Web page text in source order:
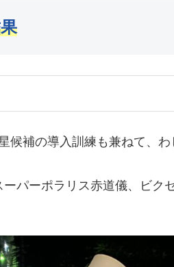
候補の導入訓練も兼ねて、
パーポラリス赤道儀、ビク